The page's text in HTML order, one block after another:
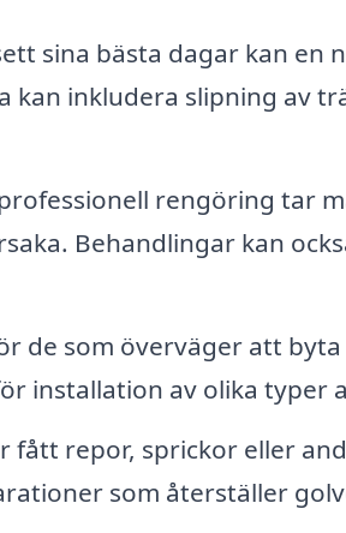
sina bästa dagar kan en
kan inkludera slipning av
rengöring tar
Behandlingar kan
de som överväger att
installation av olika typer
fått repor, sprickor eller
som återställer